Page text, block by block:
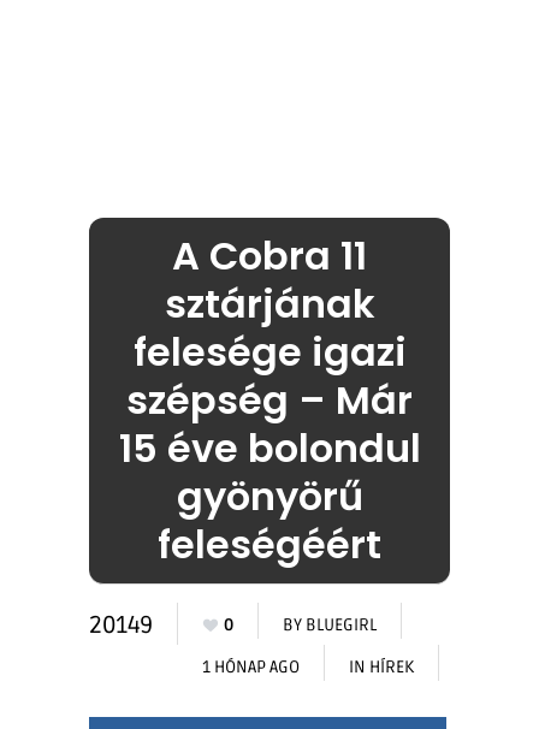
A Cobra 11
sztárjának
felesége igazi
szépség – Már
15 éve bolondul
gyönyörű
feleségéért
20149 0 BY BLUEGIRL
1 HÓNAP AGO IN HÍREK